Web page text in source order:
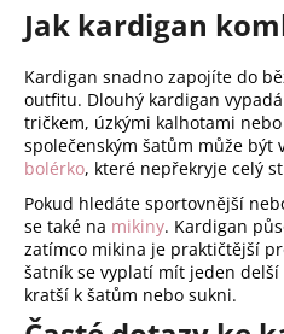
Jak kardigan
Kardigan snadno zapojíte do
outfitu. Dlouhý kardigan
tričkem, úzkými kalhotami
společenským šatům může být
bolérko, které nepřekryje celý
Pokud hledáte sportovnější
se také na mikiny. Kardigan
zatímco mikina je praktičtější
šatník se vyplatí mít jeden
kratší k šatům nebo sukni.